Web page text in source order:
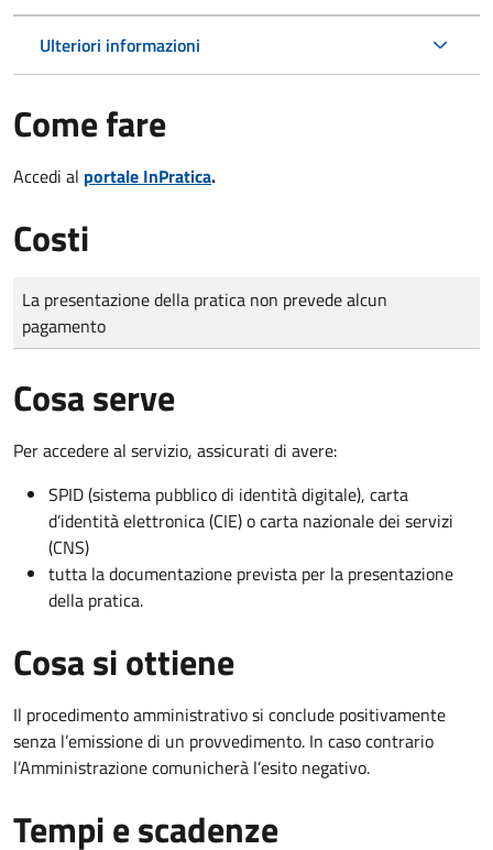
Ulteriori informazioni
Come fare
Accedi al portale InPratica.
Costi
Tipo di pagamento
Importo
La presentazione della pratica non prevede alcun
pagamento
Cosa serve
Per accedere al servizio, assicurati di avere:
SPID (sistema pubblico di identità digitale), carta
d’identità elettronica (CIE) o carta nazionale dei servizi
(CNS)
tutta la documentazione prevista per la presentazione
della pratica.
Cosa si ottiene
Il procedimento amministrativo si conclude positivamente
senza l’emissione di un provvedimento. In caso contrario
l’Amministrazione comunicherà l’esito negativo.
Tempi e scadenze